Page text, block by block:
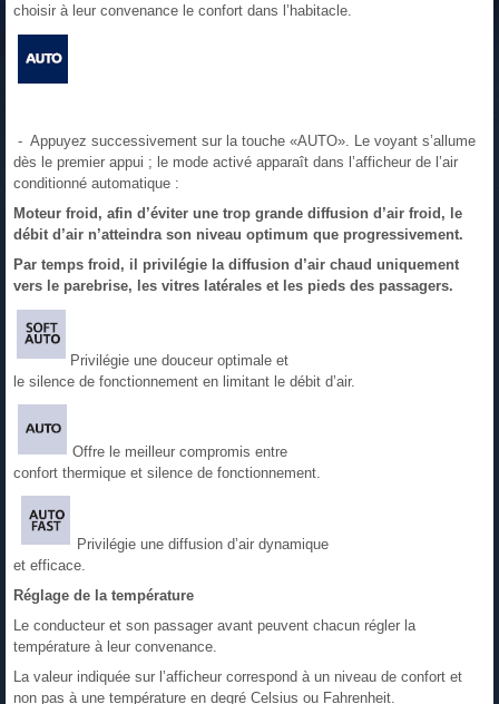
choisir à leur convenance le confort dans l’habitacle.
- Appuyez successivement sur la touche «AUTO». Le voyant s’allume
dès le premier appui ; le mode activé apparaît dans l’afficheur de l’air
conditionné automatique :
Moteur froid, afin d’éviter une trop grande diffusion d’air froid, le
débit d’air n’atteindra son niveau optimum que progressivement.
Par temps froid, il privilégie la diffusion d’air chaud uniquement
vers le parebrise, les vitres latérales et les pieds des passagers.
Privilégie une douceur optimale et
le silence de fonctionnement en limitant le débit d’air.
Offre le meilleur compromis entre
confort thermique et silence de fonctionnement.
Privilégie une diffusion d’air dynamique
et efficace.
Réglage de la température
Le conducteur et son passager avant peuvent chacun régler la
température à leur convenance.
La valeur indiquée sur l’afficheur correspond à un niveau de confort et
non pas à une température en degré Celsius ou Fahrenheit.